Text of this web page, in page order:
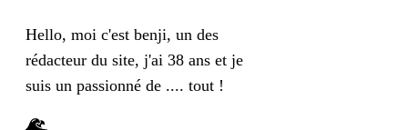
Hello, moi c'est benji, un des
rédacteur du site, j'ai 38 ans et je
suis un passionné de .... tout !